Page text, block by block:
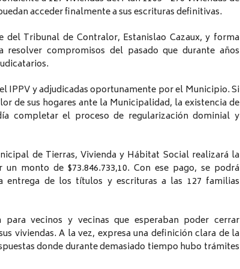
acceder finalmente a sus escrituras definitivas.
Tribunal de Contralor, Estanislao Cazaux, y forma
compromisos del pasado que durante años
IPPV y adjudicadas oportunamente por el Municipio. Si
de sus hogares ante la Municipalidad, la existencia de
completar el proceso de regularización dominial y
de Tierras, Vivienda y Hábitat Social realizará la
monto de $73.846.733,10. Con ese pago, se podrá
de los títulos y escrituras a las 127 familias
vecinos y vecinas que esperaban poder cerrar
viviendas. A la vez, expresa una definición clara de la
donde durante demasiado tiempo hubo trámites